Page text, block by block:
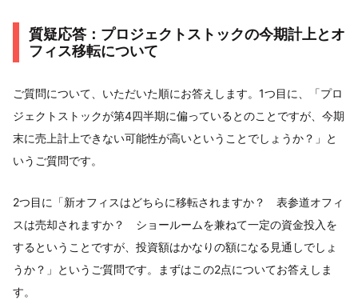
質疑応答：プロジェクトストックの今期計上とオ
フィス移転について
ご質問について、いただいた順にお答えします。1つ目に、「プロ
ジェクトストックが第4四半期に偏っているとのことですが、今期
末に売上計上できない可能性が高いということでしょうか？」と
いうご質問です。
2つ目に「新オフィスはどちらに移転されますか？ 表参道オフィ
スは売却されますか？ ショールームを兼ねて一定の資金投入を
するということですが、投資額はかなりの額になる見通しでしょ
うか？」というご質問です。まずはこの2点についてお答えしま
す。